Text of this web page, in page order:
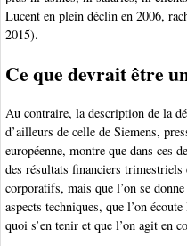
Lucent en plein déclin en 2006,
2015).
Ce que devrait être
Au contraire, la description de la
d’ailleurs de celle de Siemens,
européenne, montre que dans ces
des résultats financiers
corporatifs, mais que l’on se
aspects techniques, que l’on
quoi s’en tenir et que l’on agit en